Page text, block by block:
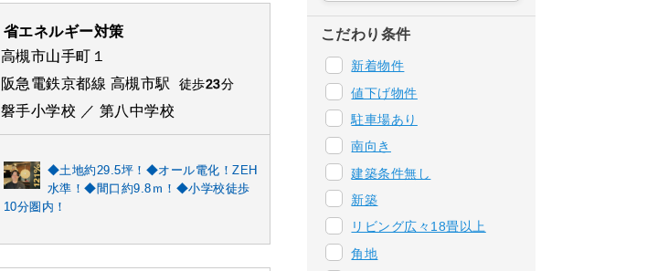
省エネルギー対策
高槻市山手町１
阪急電鉄京都線 高槻市駅
徒歩23分
磐手小学校 ／ 第八中学校
◆土地約29.5坪！◆オール電化！ZEH
水準！◆間口約9.8ｍ！◆小学校徒歩
10分圏内！
こだわり条件
新着物件
値下げ物件
駐車場あり
南向き
建築条件無し
新築
リビング広々18畳以上
角地